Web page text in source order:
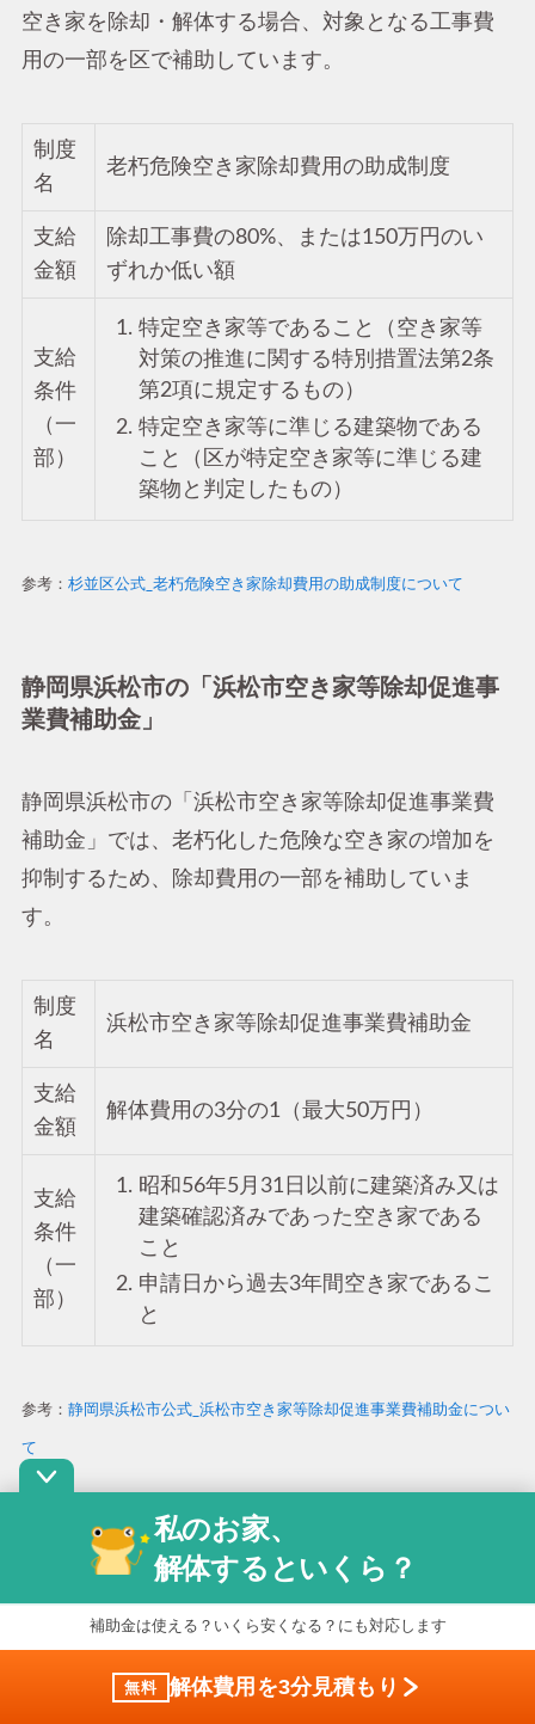
空き家を除却・解体する場合、対象となる工事費
用の一部を区で補助しています。
制度
名
老朽危険空き家除却費用の助成制度
支給
金額
除却工事費の80%、または150万円のい
ずれか低い額
支給
条件
（一
部）
特定空き家等であること（空き家等
対策の推進に関する特別措置法第2条
第2項に規定するもの）
特定空き家等に準じる建築物である
こと（区が特定空き家等に準じる建
築物と判定したもの）
参考： 杉並区公式_老朽危険空き家除却費用の助成制度について
静岡県浜松市の「浜松市空き家等除却促進事
業費補助金」
静岡県浜松市の「浜松市空き家等除却促進事業費
補助金」では、老朽化した危険な空き家の増加を
抑制するため、除却費用の一部を補助していま
す。
制度
名
浜松市空き家等除却促進事業費補助金
支給
金額
解体費用の3分の1（最大50万円）
支給
条件
（一
部）
昭和56年5月31日以前に建築済み又は
建築確認済みであった空き家である
こと
申請日から過去3年間空き家であるこ
と
参考： 静岡県浜松市公式_浜松市空き家等除却促進事業費補助金につい
て
大阪府大阪市の「密集住宅市街地整備のため
の補助制度」
度」では、幅員4m未満の狭い道路に面する昭和25
私のお家、
解体するといくら？
補助金は使える？いくら安くなる？にも対応します
無料 解体費用を3分見積もり